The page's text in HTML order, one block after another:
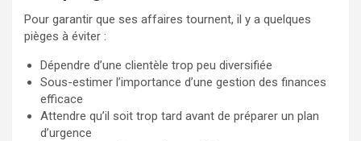
Pour garantir que ses affaires tournent, il y a quelques
pièges à éviter :
Dépendre d’une clientèle trop peu diversifiée
Sous-estimer l’importance d’une gestion des finances
efficace
Attendre qu’il soit trop tard avant de préparer un plan
d’urgence